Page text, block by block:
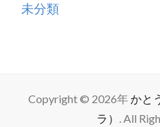
未分類
Copyright © 2026年 かと
ラ）
. All